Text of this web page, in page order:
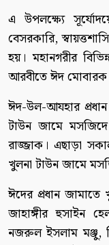
এ উপলক্ষ্যে
বেসরকারি,
হয়। মহানগরীর
আরবীতে ঈদ মোবারক
ঈদ-উল-আযহার
টাউন জামে
রাজ্জাক। এছাড়া
খুলনা টাউন জামে
ঈদের প্রধান
জাহাঙ্গীর হুসাইন
নজরুল ইসলাম মঞ্জু,